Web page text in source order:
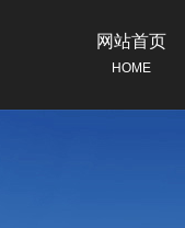
网站首页
HOME